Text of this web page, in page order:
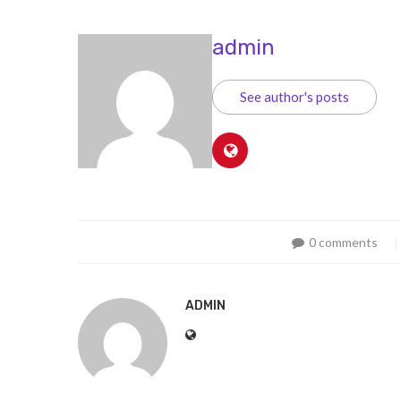
admin
See author's posts
0 comments
ADMIN